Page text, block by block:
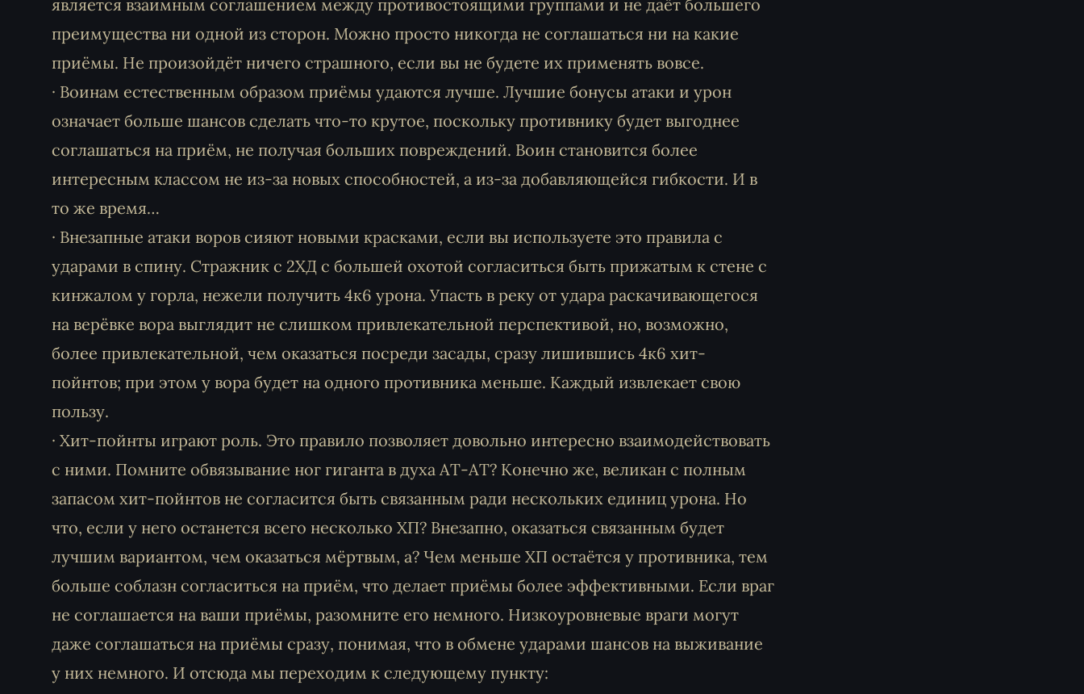
является взаимным соглашением между противостоящими группами и не даёт большего
преимущества ни одной из сторон. Можно просто никогда не соглашаться ни на какие
приёмы. Не произойдёт ничего страшного, если вы не будете их применять вовсе.
· Воинам естественным образом приёмы удаются лучше. Лучшие бонусы атаки и урон
означает больше шансов сделать что-то крутое, поскольку противнику будет выгоднее
соглашаться на приём, не получая больших повреждений. Воин становится более
интересным классом не из-за новых способностей, а из-за добавляющейся гибкости. И в
то же время…
· Внезапные атаки воров сияют новыми красками, если вы используете это правила с
ударами в спину. Стражник с 2ХД с большей охотой согласиться быть прижатым к стене с
кинжалом у горла, нежели получить 4к6 урона. Упасть в реку от удара раскачивающегося
на верёвке вора выглядит не слишком привлекательной перспективой, но, возможно,
более привлекательной, чем оказаться посреди засады, сразу лишившись 4к6 хит-
пойнтов; при этом у вора будет на одного противника меньше. Каждый извлекает свою
пользу.
· Хит-пойнты играют роль. Это правило позволяет довольно интересно взаимодействовать
с ними. Помните обвязывание ног гиганта в духа АТ-АТ? Конечно же, великан с полным
запасом хит-пойнтов не согласится быть связанным ради нескольких единиц урона. Но
что, если у него останется всего несколько ХП? Внезапно, оказаться связанным будет
лучшим вариантом, чем оказаться мёртвым, а? Чем меньше ХП остаётся у противника, тем
больше соблазн согласиться на приём, что делает приёмы более эффективными. Если враг
не соглашается на ваши приёмы, разомните его немного. Низкоуровневые враги могут
даже соглашаться на приёмы сразу, понимая, что в обмене ударами шансов на выживание
у них немного. И отсюда мы переходим к следующему пункту: